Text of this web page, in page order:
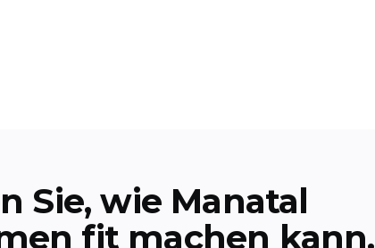
Sie, wie Manatal
fit machen kann.